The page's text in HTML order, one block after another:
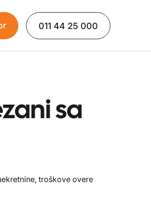
011 44 25 000
sa
troškove overe